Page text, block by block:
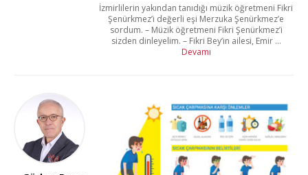
İzmirlilerin yakından tanıdığı müzik öğretmeni Fikri
Şenürkmez’i değerli eşi Merzuka Şenürkmez’e
sordum. – Müzik öğretmeni Fikri Şenürkmez’i
sizden dinleyelim. – Fikri Bey’in ailesi, Emir ...
Devamı